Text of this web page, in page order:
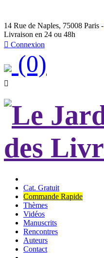
14 Rue de Naples, 75008 Paris -
Livraison en 24 ou 48h
 Connexion
(0)

Cat. Gratuit
Commande Rapide
Thèmes
Vidéos
Manuscrits
Rencontres
Auteurs
Contact